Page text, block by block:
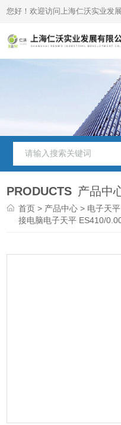
您好！欢迎访问上海仁沃实业发
PRODUCTS 产品中
首页 > 产品中心 > 电子天平
接电脑电子天平 ES410/